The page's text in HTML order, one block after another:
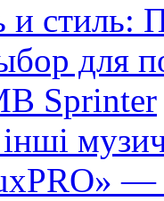
и
для
Sprinter
—